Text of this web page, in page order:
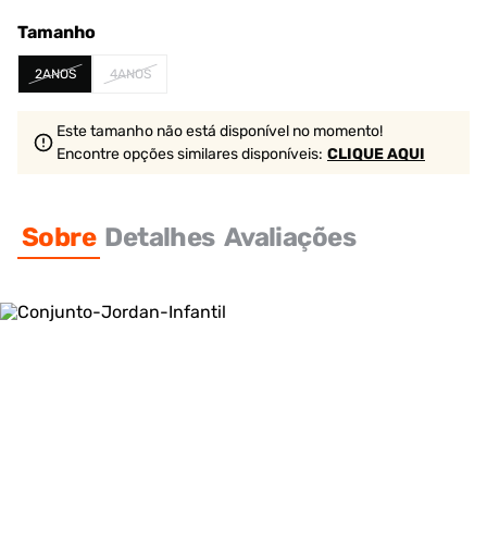
Tamanho
2ANOS 4ANOS
Este tamanho não está disponível no momento!
Encontre opções similaresdisponíveis: CLIQUE AQUI
Sobre Detalhes Avaliações